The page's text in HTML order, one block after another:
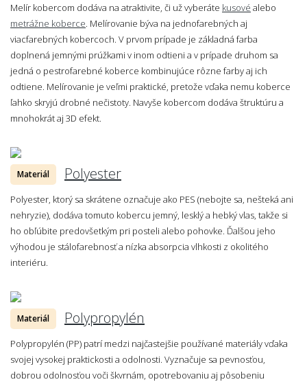
Melír kobercom dodáva na atraktivite, či už vyberáte kusové alebo
metrážne koberce . Melírovanie býva na jednofarebných aj
viacfarebných kobercoch. V prvom prípade je základná farba
doplnená jemnými prúžkami v inom odtieni a v prípade druhom sa
jedná o pestrofarebné koberce kombinujúce rôzne farby aj ich
odtiene. Melírovanie je veľmi praktické, pretože vďaka nemu koberce
ľahko skryjú drobné nečistoty. Navyše kobercom dodáva štruktúru a
mnohokrát aj 3D efekt.
Materiál Polyester
Polyester, ktorý sa skrátene označuje ako PES (nebojte sa, nešteká ani
nehryzie), dodáva tomuto kobercu jemný, lesklý a hebký vlas, takže si
ho obľúbite predovšetkým pri posteli alebo pohovke. Ďalšou jeho
výhodou je stálofarebnosť a nízka absorpcia vlhkosti z okolitého
interiéru.
Materiál Polypropylén
Polypropylén (PP) patrí medzi najčastejšie používané materiály vďaka
svojej vysokej praktickosti a odolnosti. Vyznačuje sa pevnosťou,
dobrou odolnosťou voči škvrnám, opotrebovaniu aj pôsobeniu